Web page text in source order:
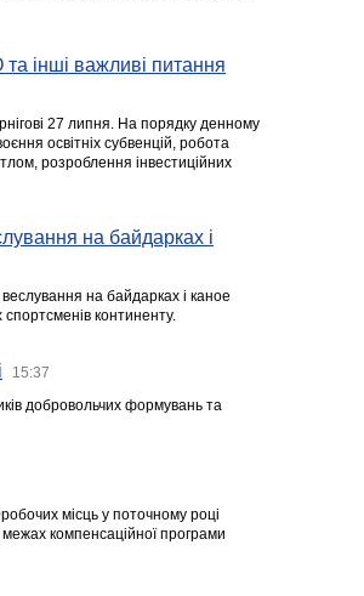
інші важливі питання
27 липня. На порядку денному
освітніх субвенцій, робота
розроблення інвестиційних
на байдарках і
на байдарках і каное
континенту.
15:37
добровольчих формувань та
місць у поточному році
компенсаційної програми